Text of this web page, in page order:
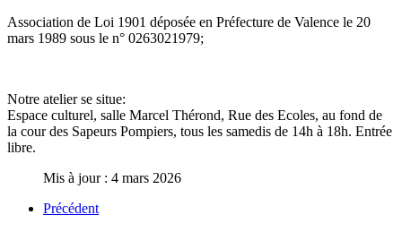
Association de Loi 1901 déposée en Préfecture de Valence le 20
mars 1989 sous le n° 0263021979;
Notre atelier se situe:
Espace culturel, salle Marcel Thérond, Rue des Ecoles, au fond de
la cour des Sapeurs Pompiers, tous les samedis de 14h à 18h. Entrée
libre.
Mis à jour : 4 mars 2026
Précédent